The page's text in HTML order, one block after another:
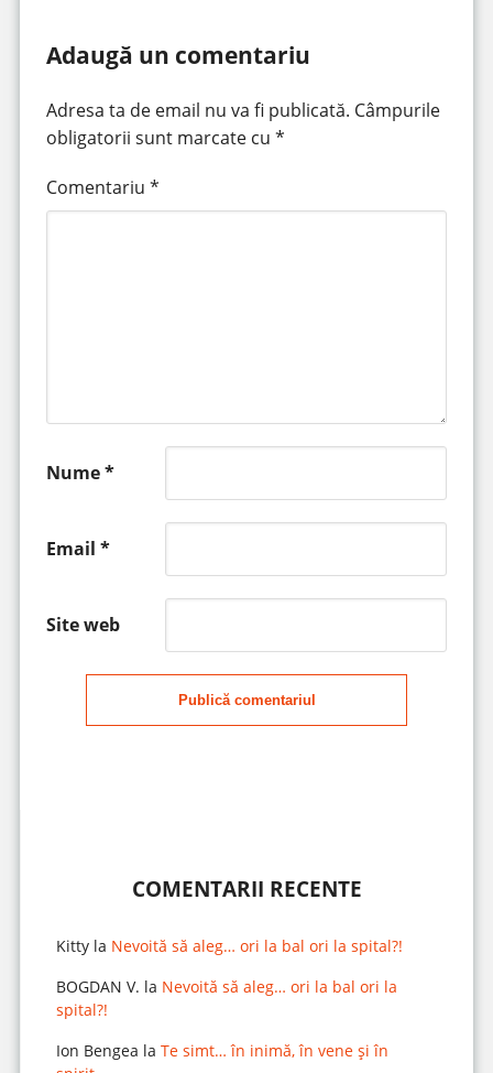
Adaugă un comentariu
Adresa ta de email nu va fi publicată. Câmpurile
obligatorii sunt marcate cu *
Comentariu *
Nume*
Email *
Site web
Publică comentariul
COMENTARII RECENTE
Kittyla Nevoită să aleg… ori la bal ori la spital?!
BOGDAN V. la Nevoită să aleg… ori la bal ori la
spital?!
Ion Bengea la Te simt… în inimă, în vene și în